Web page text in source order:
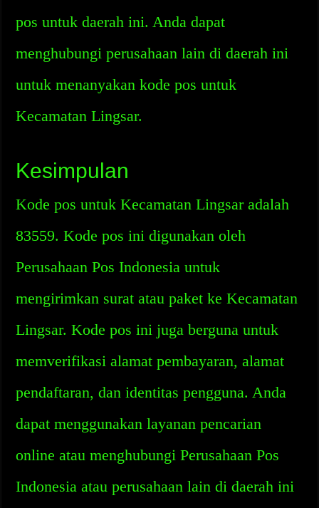
pos untuk daerah ini. Anda dapat
menghubungi perusahaan lain di daerah ini
untuk menanyakan kode pos untuk
Kecamatan Lingsar.
Kesimpulan
Kode pos untuk Kecamatan Lingsar adalah
83559. Kode pos ini digunakan oleh
Perusahaan Pos Indonesia untuk
mengirimkan surat atau paket ke Kecamatan
Lingsar. Kode pos ini juga berguna untuk
memverifikasi alamat pembayaran, alamat
pendaftaran, dan identitas pengguna. Anda
dapat menggunakan layanan pencarian
online atau menghubungi Perusahaan Pos
Indonesia atau perusahaan lain di daerah ini